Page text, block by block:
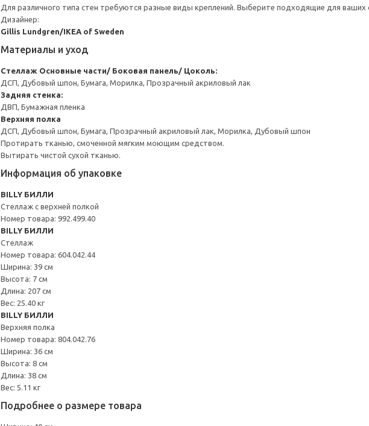
Для различного типа стен требуются разные виды креплений. Выберите подходящие для
Дизайнер:
Gillis Lundgren/IKEA of Sweden
Материалы и уход
Стеллаж Основные части/ Боковая панель/ Цоколь:
ДСП, Дубовый шпон, Бумага, Морилка, Прозрачный акриловый лак
Задняя стенка:
ДВП, Бумажная пленка
Верхняя полка
ДСП, Дубовый шпон, Бумага, Прозрачный акриловый лак, Морилка, Дубовый шпон
Протирать тканью, смоченной мягким моющим средством.
Вытирать чистой сухой тканью.
Информация об упаковке
BILLY БИЛЛИ
Стеллаж с верхней полкой
Номер товара: 992.499.40
BILLY БИЛЛИ
Стеллаж
Номер товара: 604.042.44
Ширина: 39 см
Высота: 7 см
Длина: 207 см
Вес: 25.40 кг
BILLY БИЛЛИ
Верхняя полка
Номер товара: 804.042.76
Ширина: 36 см
Высота: 8 см
Длина: 38 см
Вес: 5.11 кг
Подробнее о размере товара